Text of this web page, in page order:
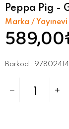
Peppa Pig -
Marka / Yayınevi
Barkod :